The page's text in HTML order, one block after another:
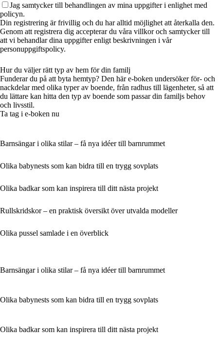
Jag samtycker till behandlingen av mina uppgifter i enlighet med
policyn.
Din registrering är frivillig och du har alltid möjlighet att återkalla den.
Genom att registrera dig accepterar du våra villkor och samtycker till
att vi behandlar dina uppgifter enligt beskrivningen i vår
personuppgiftspolicy.
Hur du väljer rätt typ av hem för din familj
Funderar du på att byta hemtyp? Den här e-boken undersöker för- och
nackdelar med olika typer av boende, från radhus till lägenheter, så att
du lättare kan hitta den typ av boende som passar din familjs behov
och livsstil.
Ta tag i e-boken nu
Barnsängar i olika stilar – få nya idéer till barnrummet
Olika babynests som kan bidra till en trygg sovplats
Olika badkar som kan inspirera till ditt nästa projekt
Rullskridskor – en praktisk översikt över utvalda modeller
Olika pussel samlade i en överblick
Barnsängar i olika stilar – få nya idéer till barnrummet
Olika babynests som kan bidra till en trygg sovplats
Olika badkar som kan inspirera till ditt nästa projekt